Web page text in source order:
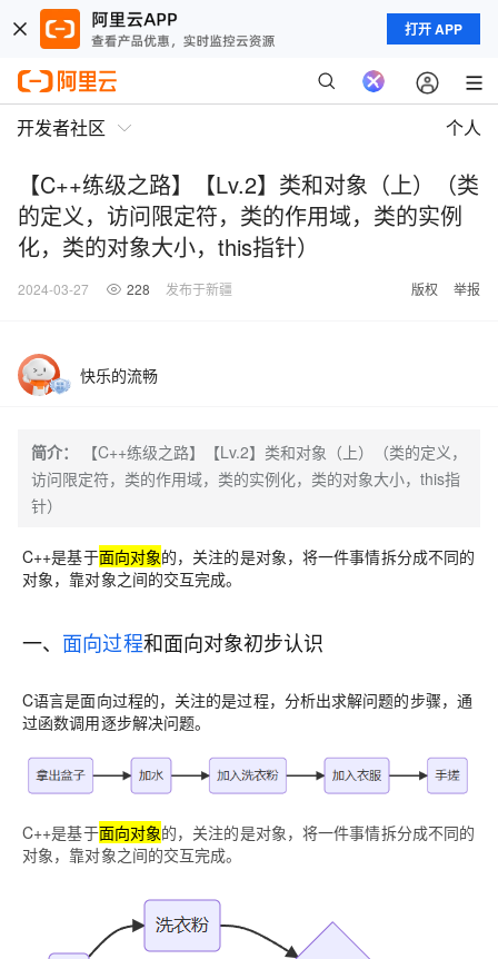
打开 APP
开发者社区 个人
【C++练级之路】【Lv.2】类和对象（上）（类
的定义，访问限定符，类的作用域，类的实例
化，类的对象大小，this指针）
2024-03-27 228 发布于新疆 版权 举报
快乐的流畅
简介：
【C++练级之路】【Lv.2】类和对象（上）（类的定义，
访问限定符，类的作用域，类的实例化，类的对象大小，this指
针）
C++是基于面向对象的，关注的是对象，将一件事情拆分成不同的
对象，靠对象之间的交互完成。
一、 面向过程和面向对象初步认识
C语言是面向过程的，关注的是过程，分析出求解问题的步骤，通
过函数调用逐步解决问题。
C++是基于面向对象的，关注的是对象，将一件事情拆分成不同的
对象，靠对象之间的交互完成。